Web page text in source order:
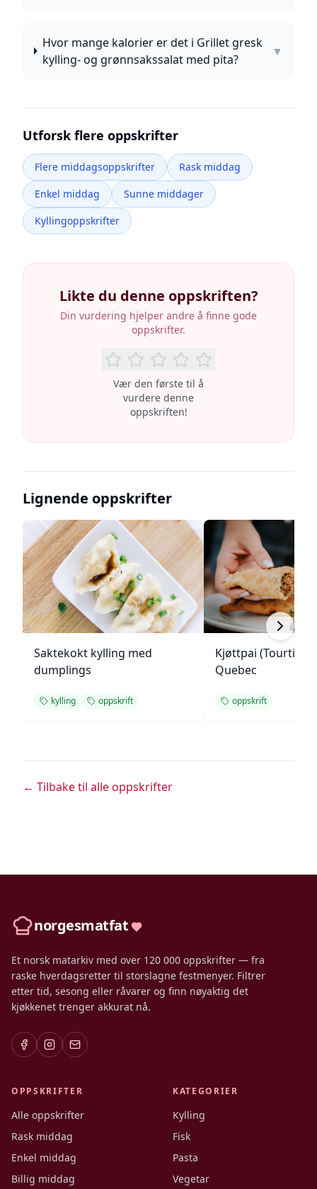
Hvor mange kalorier er det i Grillet gresk
kylling- og grønnsakssalat med pita?
▼
Utforsk flere oppskrifter
Flere middagsoppskrifter
Rask middag
Enkel middag
Sunne middager
Kyllingoppskrifter
Likte du denne oppskriften?
Din vurdering hjelper andre å finne gode
oppskrifter.
Vær den første til å
vurdere denne
oppskriften!
Lignende oppskrifter
Saktekokt kylling med
dumplings
kylling oppskrift
Kjøttpai
Quebec
oppskrift
← Tilbake til alle oppskrifter
norgesmatfat
Et norsk matarkiv med over 120 000 oppskrifter — fra
raske hverdagsretter til storslagne festmenyer. Filtrer
etter tid, sesong eller råvarer og finn nøyaktig det
kjøkkenet trenger akkurat nå.
OPPSKRIFTER
Alle oppskrifter
Rask middag
Enkel middag
Billig middag
KATEGORIER
Kylling
Fisk
Pasta
Vegetar